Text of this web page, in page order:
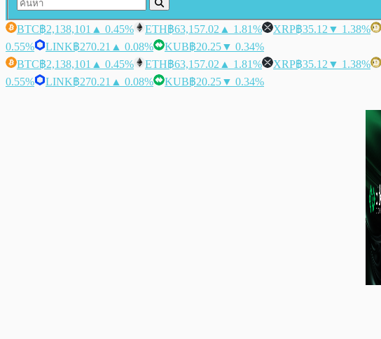
BTC฿2,138,101 ▲ 0.45% ETH฿63,157.02 ▲ 1.81% XRP฿35.12 ▼ 1.38%
0.55%
LINK฿270.21 ▲ 0.08% KUB฿20.25▼ 0.34%
BTC฿2,138,101 ▲ 0.45% ETH฿63,157.02 ▲ 1.81% XRP฿35.12 ▼ 1.38%
0.55%
LINK฿270.21 ▲ 0.08% KUB฿20.25▼ 0.34%